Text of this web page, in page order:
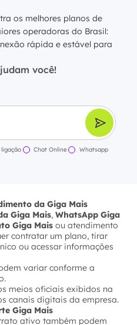
os melhores planos de
operadoras do Brasil:
rápida e estável para
você!
ligação Chat Online Whatsapp
da Giga Mais
Giga Mais,WhatsApp Giga
Giga Mais ou atendimento
contratar um plano, tirar
ou acessar informações
variar conforme a
meios oficiais exibidos na
canais digitais da empresa.
Giga Mais
ativo também podem